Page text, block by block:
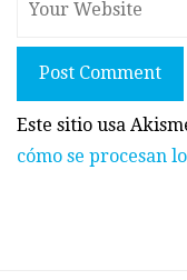
Post Comment
Este sitio usa
cómo se procesan